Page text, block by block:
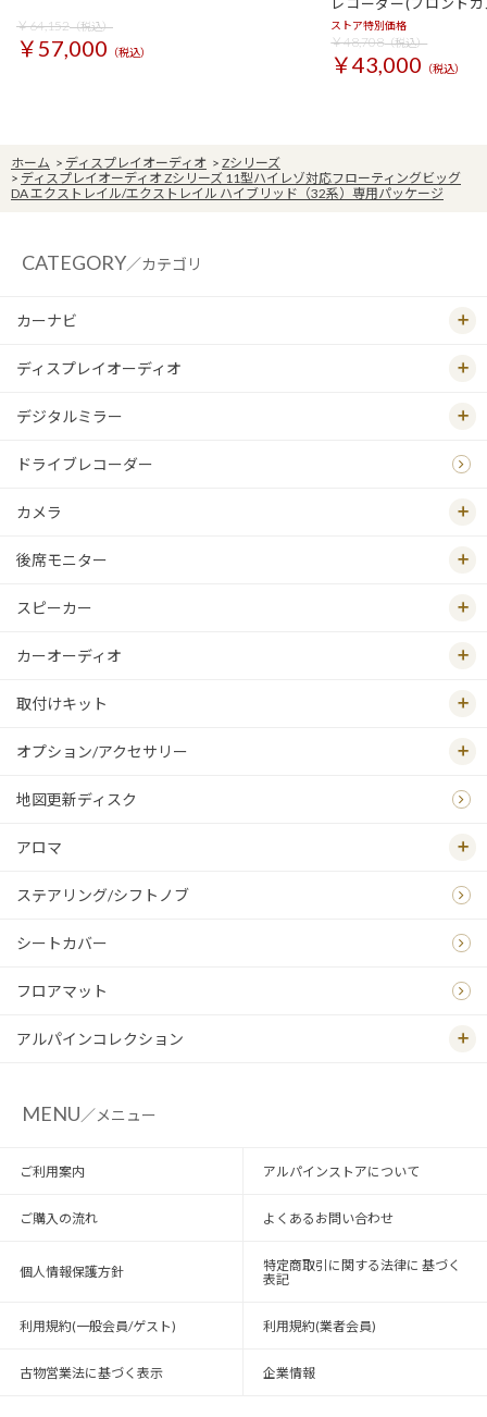
￥64,152（税込）
￥57,000 （税込）
ストア特別価格
￥48,708（税込）
￥43,000 （税込）
ホーム > ディスプレイオーディオ > Zシリーズ
> ディスプレイオーディオ Zシリーズ 11型ハイレゾ対応フローティングビッグ
DA エクストレイル/エクストレイル ハイブリッド（32系）専用パッケージ
CATEGORY／カテゴリ
カーナビ
ディスプレイオーディオ
デジタルミラー
ドライブレコーダー
カメラ
後席モニター
スピーカー
カーオーディオ
取付けキット
オプション/アクセサリー
地図更新ディスク
アロマ
ステアリング/シフトノブ
シートカバー
フロアマット
アルパインコレクション
MENU／メニュー
ご利用案内 アルパインストアについて
ご購入の流れ よくあるお問い合わせ
個人情報保護方針
特定商取引に関する法律に 基づく
表記
利用規約(一般会員/ゲスト) 利用規約(業者会員)
古物営業法に基づく表示 企業情報